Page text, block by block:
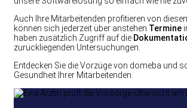
Auch Ihre Mitarbeitenden profitieren von
können sich jederzeit über anstehen Termine
haben zusätzlich Zugriff auf die
zurückliegenden Untersuchungen.
Entdecken Sie die Vorzüge von domeba und
Gesundheit Ihrer Mitarbeitenden.